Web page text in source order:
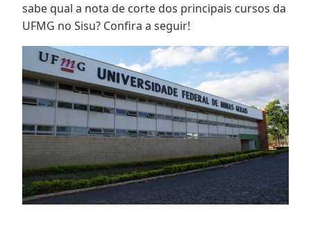
sabe qual a nota de corte dos principais cursos da
UFMG no Sisu? Confira a seguir!